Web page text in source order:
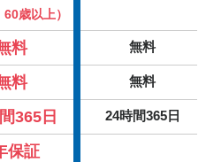
60歳以上）
料 無料
料 無料
365日 24時間365日
保証